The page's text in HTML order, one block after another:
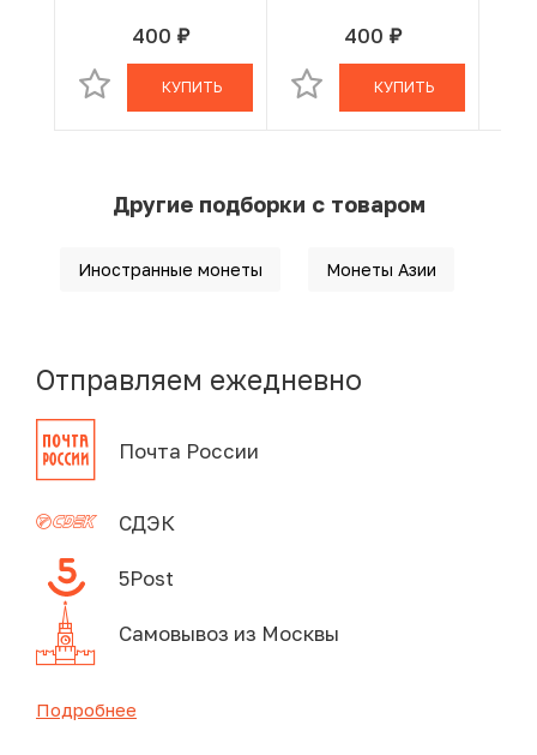
400 руб.
В КОРЗИНЕ
КУПИТЬ
400 руб.
В КОРЗИНЕ
КУПИТЬ
Другие подборки с товаром
Иностранные монеты Монеты Азии
Отправляем ежедневно
Почта России
СДЭК
5Post
Самовывоз из Москвы
Подробнее